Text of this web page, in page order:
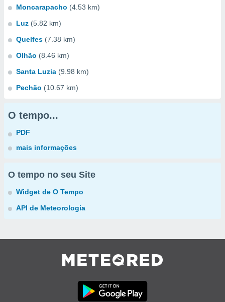
Moncarapacho (4.53 km)
Luz (5.82 km)
Quelfes (7.38 km)
Olhão (8.46 km)
Santa Luzia (9.98 km)
Pechão (10.67 km)
O tempo...
PDF
mais informações
O tempo no seu Site
Widget de O Tempo
API de Meteorologia